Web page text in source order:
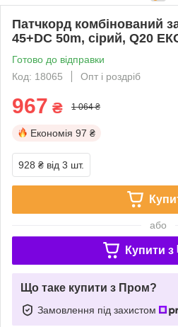
Патчкорд комбінований
45+DC 50m, сірий, Q20
Готово до відправки
Код: 18065
Опт і роздріб
967 ₴ 1 064 ₴
Економія 97 ₴
928 ₴ від 3 шт.
або
Купити з
Що таке купити з Пром?
Замовлення під захистом